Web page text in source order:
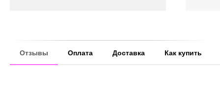
Отзывы Оплата Доставка Как купить